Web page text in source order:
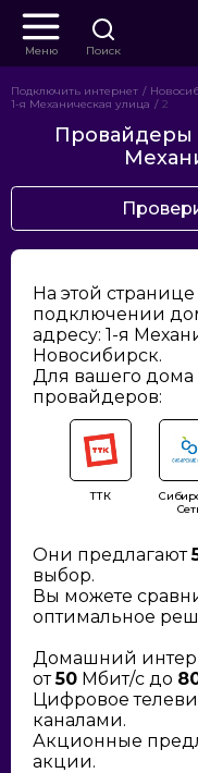
Меню Поиск
Подключить интернет
1-я Механическая улица
2
Провайдеры
На этой
подключении
адресу: 1-я
Новосибирск.
Для вашего дома
провайдеров:
ТТК
Они предлагают
выбор.
Вы можете
оптимальное
Домашний
от50 Мбит/с до
Цифровое
каналами.
Акционные
акции.